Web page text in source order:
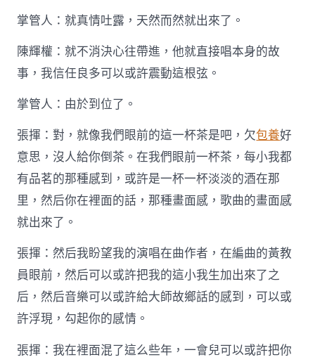
掌管人：就真情吐露，天然而然就出來了。
陳輝權：就不消決心往帶進，他就直接唱本身的故
事，我信任良多可以或許震動這根弦。
掌管人：由於到位了。
張揮：對，就像我們眼前的這一杯茶是吧，欠包養好
意思，沒人給你倒茶。在我們眼前一杯茶，每小我都
有品茗的那種感到，或許是一杯一杯淡淡的酒在那
里，然后你在裡面的話，那種畫面感，歌曲的畫面感
就出來了。
張揮：然后我盼望我的演唱在曲作者，在編曲的黃教
員眼前，然后可以或許把我的這小我生加出來了之
后，然后音樂可以或許給大師故鄉話的感到，可以或
許浮現，勾起你的感情。
張揮：我在裡面混了這么些年，一會兒可以或許把你